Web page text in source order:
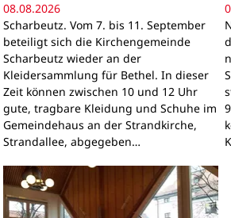
08.08.2026
Scharbeutz. Vom 7. bis 11. September
beteiligt sich die Kirchengemeinde
Scharbeutz wieder an der
Kleidersammlung für Bethel. In dieser
Zeit können zwischen 10 und 12 Uhr
gute, tragbare Kleidung und Schuhe im
Gemeindehaus an der Strandkirche,
Strandallee, abgegeben…